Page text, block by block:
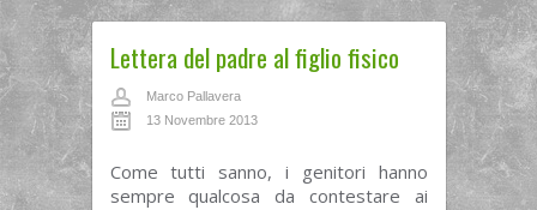
Lettera del padre al figlio fisico
Marco Pallavera
13 Novembre 2013
Come tutti sanno, i genitori hanno
sempre qualcosa da contestare ai